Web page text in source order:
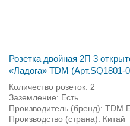
Розетка двойная 2П 3
«Ладога» TDM (Арт.SQ1801-
Количество розеток: 2
Заземление: Есть
Производитель (бренд): TDM
Производство (страна): Китай